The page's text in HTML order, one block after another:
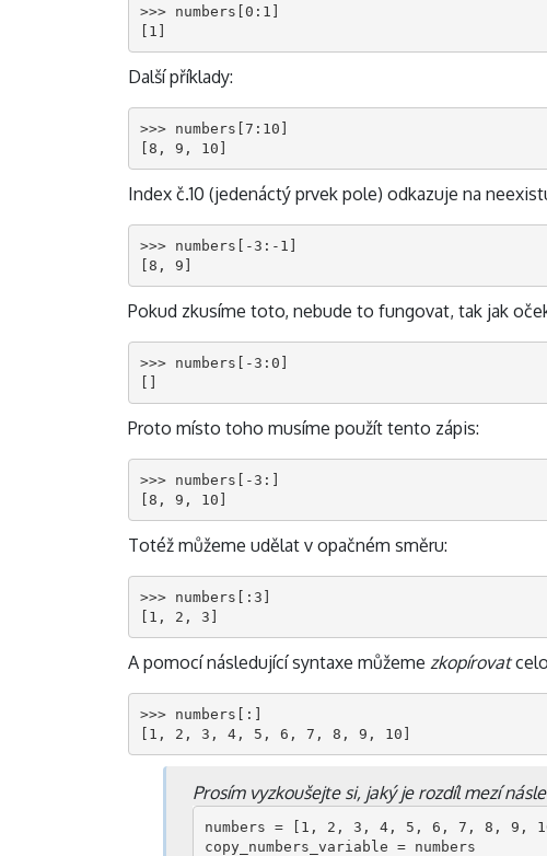
>>> numbers[0:1]
[1]
Další příklady:
>>> numbers[7:10]
[8, 9, 10]
Index č.10 (jedenáctý prvek pole) odkazuje na
>>> numbers[-3:-1]
[8, 9]
Pokud zkusíme toto, nebude to fungovat, tak jak
>>> numbers[-3:0]
[]
Proto místo toho musíme použít tento zápis:
>>> numbers[-3:]
[8, 9, 10]
Totéž můžeme udělat v opačném směru:
>>> numbers[:3]
[1, 2, 3]
A pomocí následující syntaxe můžeme zkopírovat
>>> numbers[:]
[1, 2, 3, 4, 5, 6, 7, 8, 9, 10]
Prosím vyzkoušejte si, jaký je rozdíl mezí
numbers = [1, 2, 3, 4, 5, 6, 7, 8, 9,
copy_numbers_variable = numbers